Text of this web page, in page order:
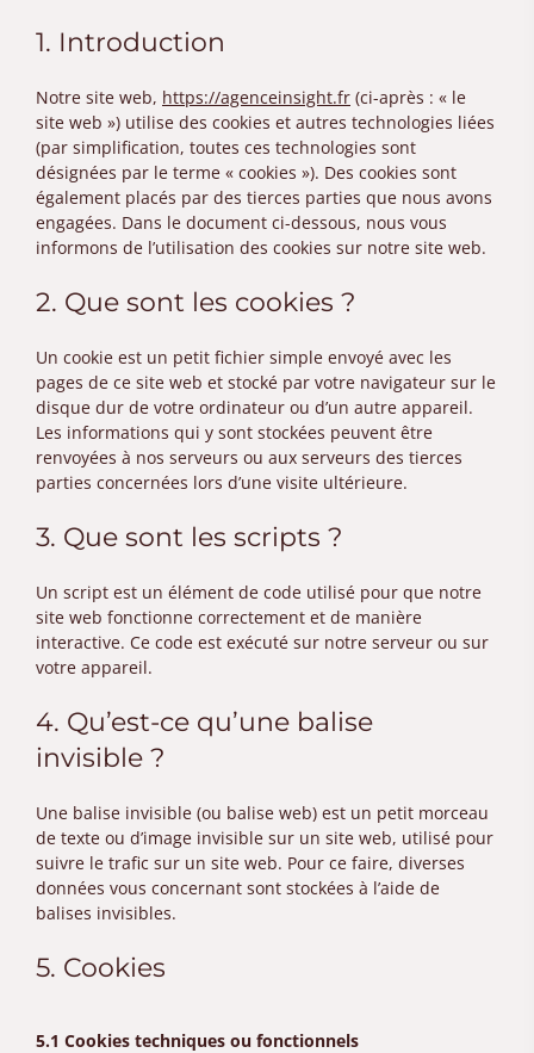
1. Introduction
Notre site web, https://agenceinsight.fr (ci-après : « le
site web ») utilise des cookies et autres technologies liées
(par simplification, toutes ces technologies sont
désignées par le terme « cookies »). Des cookies sont
également placés par des tierces parties que nous avons
engagées. Dans le document ci-dessous, nous vous
informons de l’utilisation des cookies sur notre site web.
2. Que sont les cookies ?
Un cookie est un petit fichier simple envoyé avec les
pages de ce site web et stocké par votre navigateur sur le
disque dur de votre ordinateur ou d’un autre appareil.
Les informations qui y sont stockées peuvent être
renvoyées à nos serveurs ou aux serveurs des tierces
parties concernées lors d’une visite ultérieure.
3. Que sont les scripts ?
Un script est un élément de code utilisé pour que notre
site web fonctionne correctement et de manière
interactive. Ce code est exécuté sur notre serveur ou sur
votre appareil.
4. Qu’est-ce qu’une balise
invisible ?
Une balise invisible (ou balise web) est un petit morceau
de texte ou d’image invisible sur un site web, utilisé pour
suivre le trafic sur un site web. Pour ce faire, diverses
données vous concernant sont stockées à l’aide de
balises invisibles.
5. Cookies
5.1 Cookies techniques ou fonctionnels